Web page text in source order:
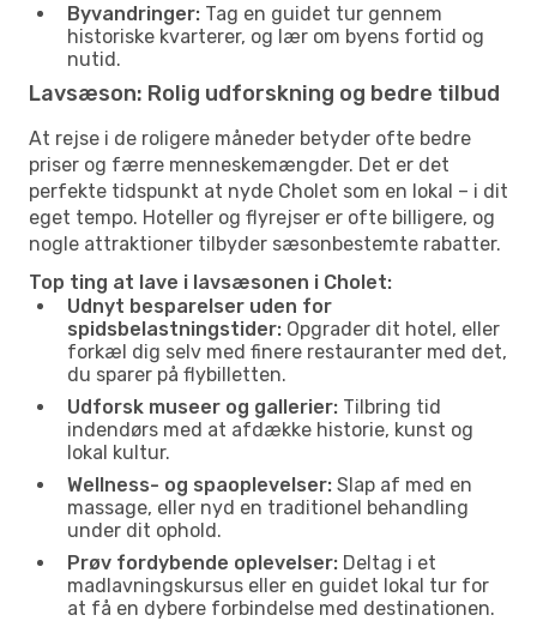
Byvandringer: Tag en guidet tur gennem
historiske kvarterer, og lær om byens fortid og
nutid.
Lavsæson: Rolig udforskning og bedre tilbud
At rejse i de roligere måneder betyder ofte bedre
priser og færre menneskemængder. Det er det
perfekte tidspunkt at nyde Cholet som en lokal – i dit
eget tempo. Hoteller og flyrejser er ofte billigere, og
nogle attraktioner tilbyder sæsonbestemte rabatter.
Top ting at lave i lavsæsonen i Cholet:
Udnyt besparelser uden for
spidsbelastningstider: Opgrader dit hotel, eller
forkæl dig selv med finere restauranter med det,
du sparer på flybilletten.
Udforsk museer og gallerier: Tilbring tid
indendørs med at afdække historie, kunst og
lokal kultur.
Wellness- og spaoplevelser: Slap af med en
massage, eller nyd en traditionel behandling
under dit ophold.
Prøv fordybende oplevelser: Deltag i et
madlavningskursus eller en guidet lokal tur for
at få en dybere forbindelse med destinationen.